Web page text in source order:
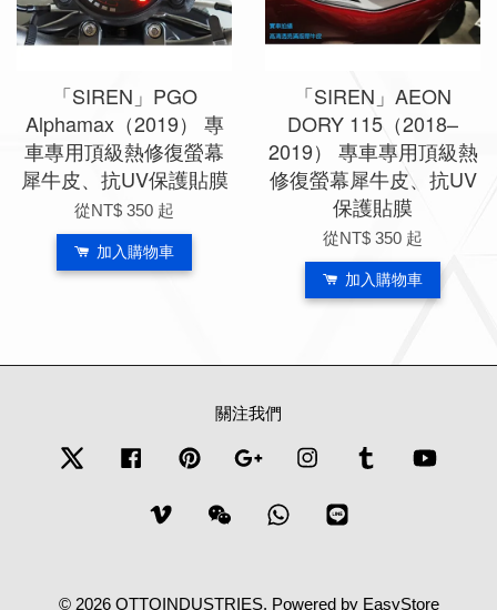
「SIREN」PGO
Alphamax（2019） 專
車專用頂級熱修復螢幕
犀牛皮、抗UV保護貼膜
從NT$ 350 起
加入購物車
「SIREN」AEON
DORY 115（2018–
2019） 專車專用頂級熱
修復螢幕犀牛皮、抗UV
保護貼膜
從NT$ 350 起
加入購物車
關注我們
Twitter Facebook Pinterest Google Instagram Tumblr
Vimeo Wechat Whatsapp
© 2026 OTTOINDUSTRIES. Powered by EasyStore